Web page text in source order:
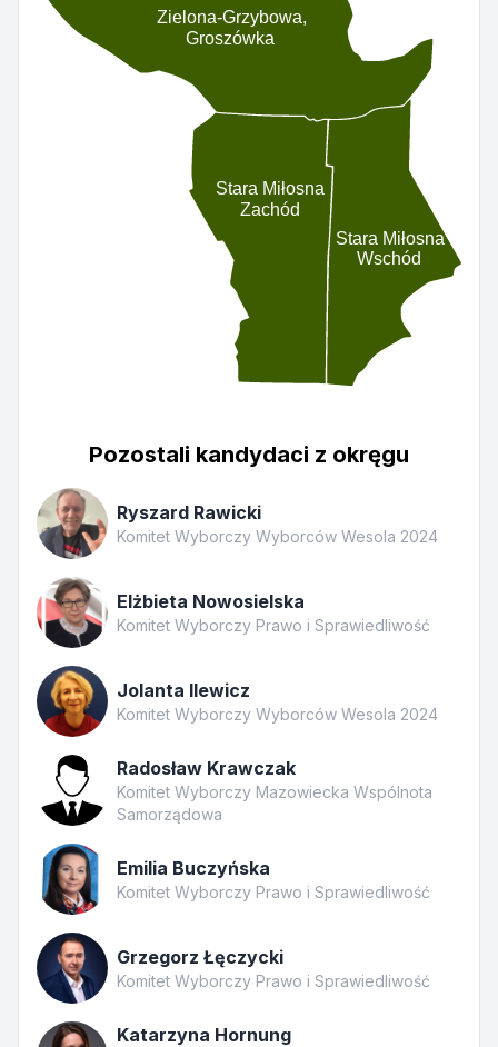
Stara Miłosna
Wschód
Stara Miłosna
Zachód
Zielona-Grzybowa,
Groszówka
Pozostali kandydaci z okręgu
Ryszard Rawicki
Komitet Wyborczy Wyborców Wesola 2024
Elżbieta Nowosielska
Komitet Wyborczy Prawo i Sprawiedliwość
Jolanta Ilewicz
Komitet Wyborczy Wyborców Wesola 2024
Radosław Krawczak
Komitet Wyborczy Mazowiecka Wspólnota
Samorządowa
Emilia Buczyńska
Komitet Wyborczy Prawo i Sprawiedliwość
Grzegorz Łęczycki
Komitet Wyborczy Prawo i Sprawiedliwość
Katarzyna Hornung